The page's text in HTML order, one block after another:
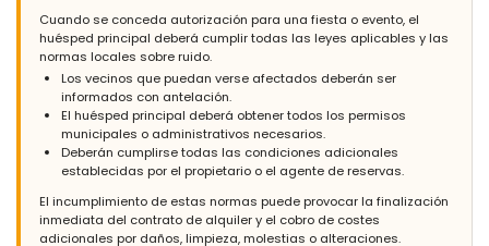
Cuando se conceda autorización para una fiesta o evento, el
huésped principal deberá cumplir todas las leyes aplicables y las
normas locales sobre ruido.
Los vecinos que puedan verse afectados deberán ser
informados con antelación.
El huésped principal deberá obtener todos los permisos
municipales o administrativos necesarios.
Deberán cumplirse todas las condiciones adicionales
establecidas por el propietario o el agente de reservas.
El incumplimiento de estas normas puede provocar la finalización
inmediata del contrato de alquiler y el cobro de costes
adicionales por daños, limpieza, molestias o alteraciones.